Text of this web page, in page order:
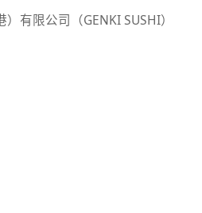
有限公司（GENKI SUSHI）